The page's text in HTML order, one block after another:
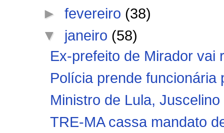
►fevereiro (38)
▼ janeiro (58)
Ex-prefeito de Mirador vai
Polícia prende funcionária
Ministro de Lula,
TRE-MA cassa mandato